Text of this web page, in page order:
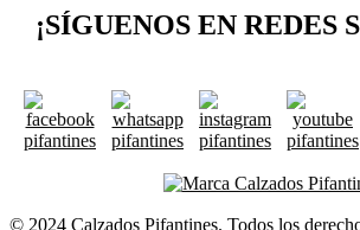
¡SÍGUENOS EN REDES
© 2024 Calzados Pifantines. Todos los